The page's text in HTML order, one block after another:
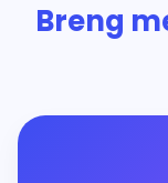
Breng